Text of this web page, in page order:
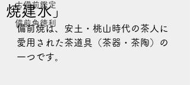
古備前鑑定
備前角徳利
焼建水」
備前焼は、安土・桃山時代の茶人に
愛用された茶道具（茶器・茶陶）の
一つです。